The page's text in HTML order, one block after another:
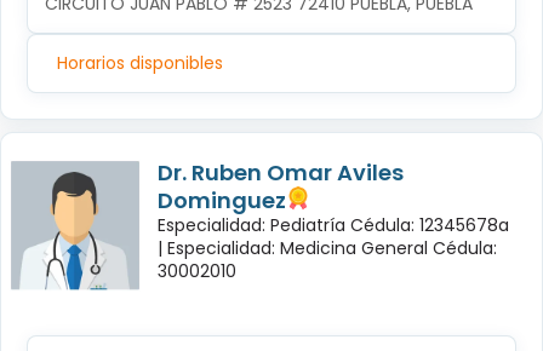
Horarios disponibles
Dr. Ruben Omar Aviles
Dominguez
Especialidad: Pediatría Cédula: 12345678a
| Especialidad: Medicina General Cédula:
30002010